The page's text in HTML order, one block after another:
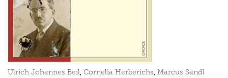
Ulrich Johannes Beil, Cornelia Herberichs, Marcus Sandl